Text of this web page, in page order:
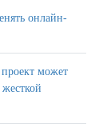
онлайн-
может
жесткой